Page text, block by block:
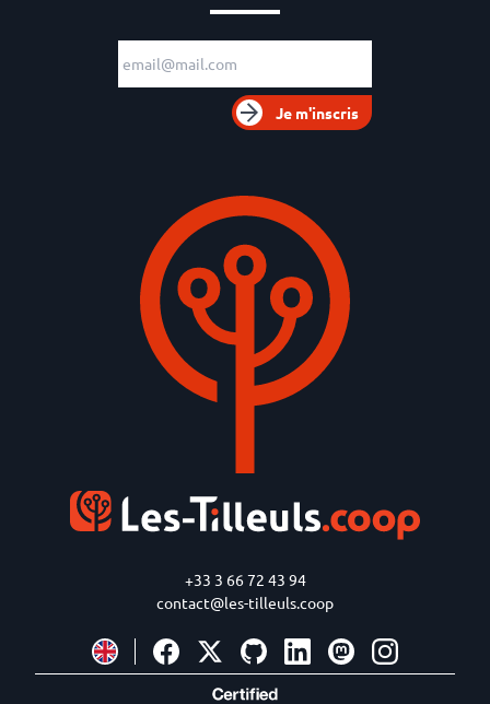
+33 3 66 72 43 94
contact@les-tilleuls.coop
Adresse e-mail
Je m'inscris